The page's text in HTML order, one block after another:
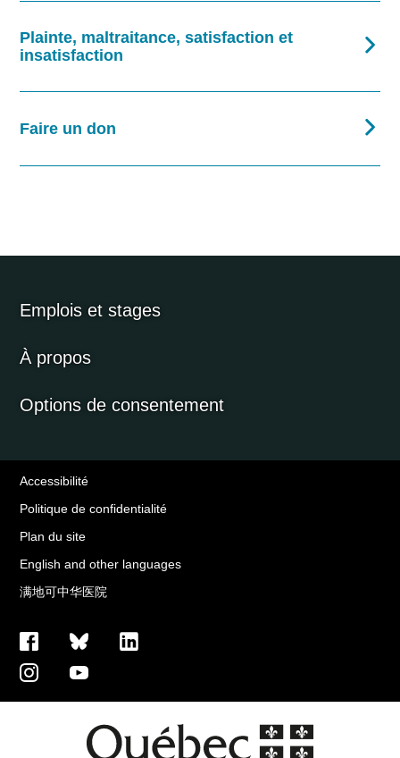
Plainte, maltraitance, satisfaction et
insatisfaction
Faire un don
Emplois et stages
À propos
Options de consentement
Accessibilité
Politique de confidentialité
Plan du site
English and other languages
满地可中华医院